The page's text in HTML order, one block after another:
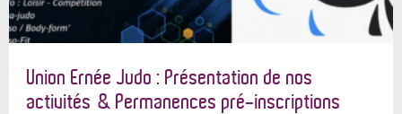
Union Ernée Judo : Présentation de nos
activités & Permanences pré-inscriptions